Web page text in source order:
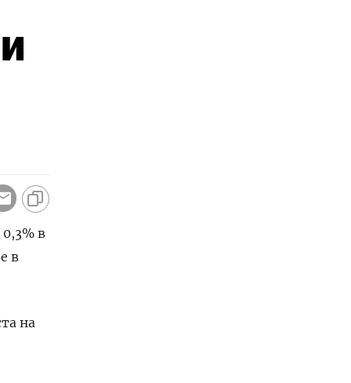
в
в
на